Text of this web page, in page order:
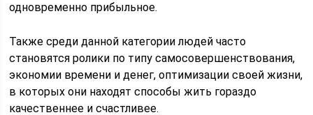
одновременно прибыльное.
Также среди данной категории людей часто
становятся ролики по типу самосовершенствования,
экономии времени и денег, оптимизации своей жизни,
в которых они находят способы жить гораздо
качественнее и счастливее.